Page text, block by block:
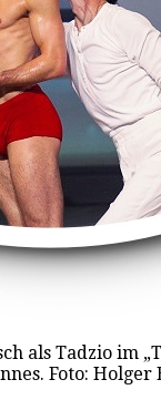
als Tadzio im
Foto: Holger